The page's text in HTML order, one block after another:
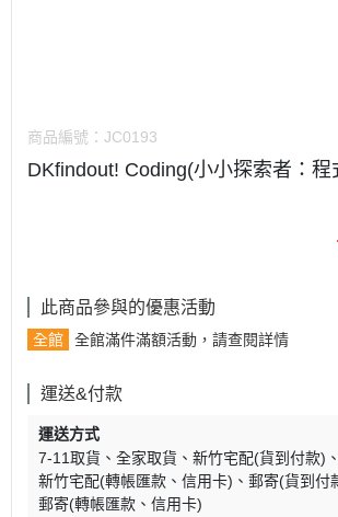
商品編號： JC0193
DKfindout! Coding(小小探索者：程
此商品參與的優惠活動
全館 全館滿件滿額活動，請查閱詳情
運送&付款
運送方式
7-11取貨
全家取貨
新竹宅配(貨到付款)
新竹宅配(轉帳匯款、信用卡)
郵寄(貨到付
郵寄(轉帳匯款、信用卡)